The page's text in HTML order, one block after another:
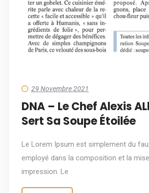
29 Novembre 2021
DNA – Le Chef Alexis
Sert Sa Soupe Étoilée
Le Lorem Ipsum est simplement du
employé dans la composition et la
impression. Le